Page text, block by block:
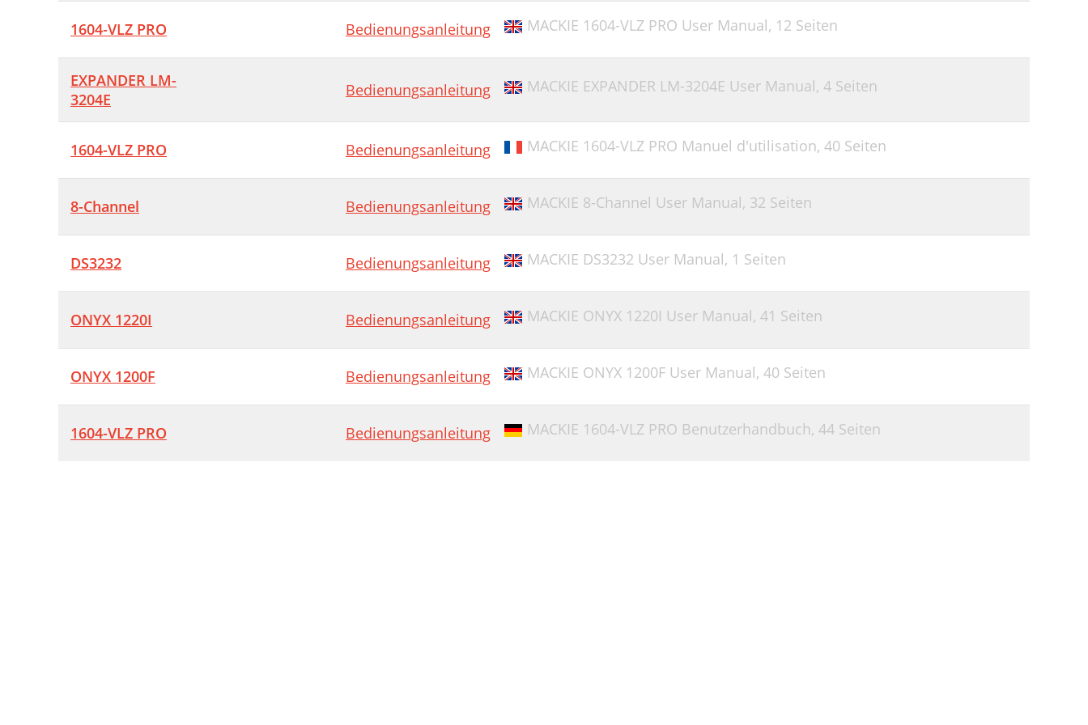
MIDI Interface
Post-Production Setup
Set Default Levels…
Write Ready Mode
1604-VLZ PRO Bedienungsanleitung MACKIE 1604-VLZ PRO User Manual, 12 Seiten
EXPANDER LM-
3204E
Bedienungsanleitung MACKIE EXPANDER LM-3204E User Manual, 4 Seiten
1604-VLZ PRO Bedienungsanleitung MACKIE 1604-VLZ PRO Manuel d'utilisation, 40 Seiten
8-Channel Bedienungsanleitung MACKIE 8-Channel User Manual, 32 Seiten
DS3232 Bedienungsanleitung MACKIE DS3232 User Manual, 1 Seiten
ONYX 1220I Bedienungsanleitung MACKIE ONYX 1220I User Manual, 41 Seiten
ONYX 1200F Bedienungsanleitung MACKIE ONYX 1200F User Manual, 40 Seiten
1604-VLZ PRO Bedienungsanleitung MACKIE 1604-VLZ PRO Benutzerhandbuch, 44 Seiten